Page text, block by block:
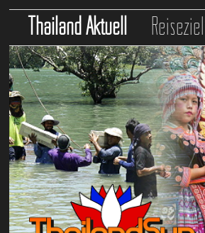
Thailand Aktuell